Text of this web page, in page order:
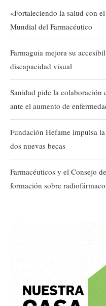
«Fortaleciendo la salud con
Mundial del Farmacéutico
Farmaguia mejora su
discapacidad visual
Sanidad pide la colaboración
ante el aumento de
Fundación Hefame impulsa
dos nuevas becas
Farmacéuticos y el Consejo
formación sobre